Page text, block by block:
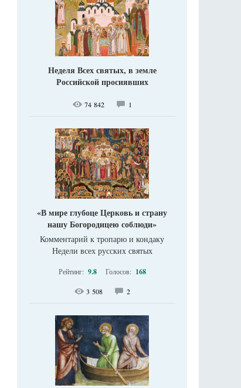
Неделя Всех святых, в земле
Российской просиявших
74 842 1
«В мире глубоце Церковь и страну
нашу Богородицею соблюди»
Комментарий к тропарю и кондаку
Недели всех русских святых
Рейтинг: 9.8 Голосов: 168
3 508 2